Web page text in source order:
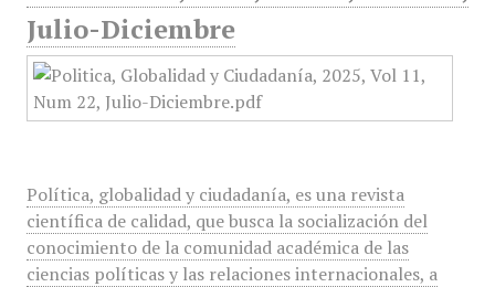
Julio-Diciembre
Política, globalidad y ciudadanía, es una revista
científica de calidad, que busca la socialización del
conocimiento de la comunidad académica de las
ciencias políticas y las relaciones internacionales, a